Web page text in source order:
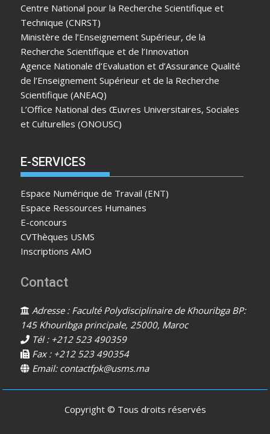
Centre National pour la Recherche Scientifique et
Technique (CNRST)
Ministère de l’Enseignement Supérieur, de la
Recherche Scientifique et de l’Innovation
Agence Nationale d’Evaluation et d’Assurance Qualité
de l’Enseignement Supérieur et de la Recherche
Scientifique (ANEAQ)
L’Office National des Œuvres Universitaires, Sociales
et Culturelles (ONOUSC)
E-SERVICES
Espace Numérique de Travail (ENT)
Espace Ressources Humaines
E-concours
CVThèques USMS
Inscriptions AMO
Contact
Adresse : Faculté Polydisciplinaire de Khouribga BP:
145 Khouribga principale, 25000, Maroc
Tél : +212 523 490359
Fax : +212 523 490354
Email: contactfpk@usms.ma
Copyright © Tous droits réservés